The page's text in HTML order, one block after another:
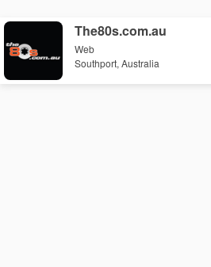
The80s.com.au
Web
Southport, Australia